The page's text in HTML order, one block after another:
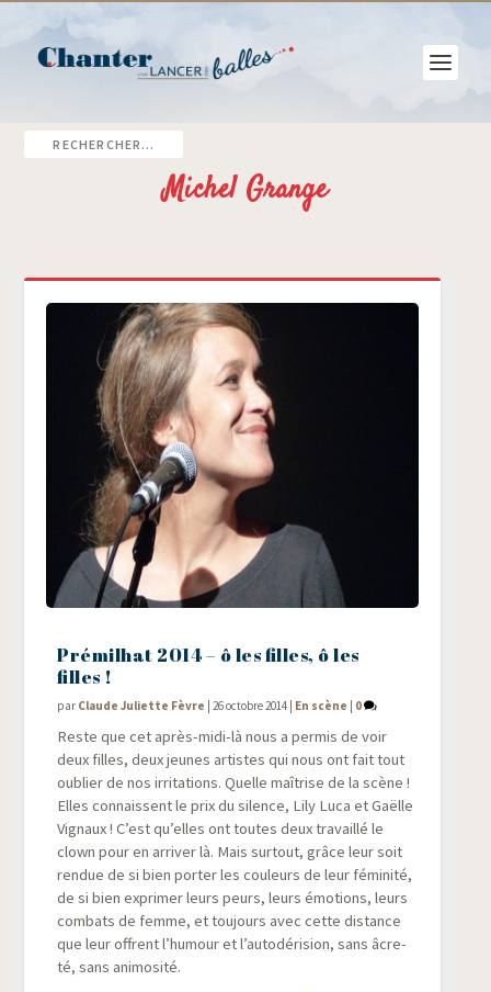
Michel Grange
Prémilhat 2014 – ô les filles, ô les
filles !
par Claude Juliette Fèvre |26 octobre 2014 | En scène | 0
Reste que cet après-midi-là nous a per­mis de voir
deux filles, deux jeunes artistes qui nous ont fait tout
oublier de nos irri­ta­tions. Quelle maî­trise de la scène !
Elles connaissent le prix du silence, Lily Luca et Gaëlle
Vignaux ! C’est qu’elles ont toutes deux tra­vaillé le
clown pour en arri­ver là. Mais sur­tout, grâce leur soit
ren­due de si bien por­ter les cou­leurs de leur fémi­ni­té,
de si bien expri­mer leurs peurs, leurs émo­tions, leurs
com­bats de femme, et tou­jours avec cette dis­tance
que leur offrent l’humour et l’autodérision, sans âcre­
té, sans animosité.